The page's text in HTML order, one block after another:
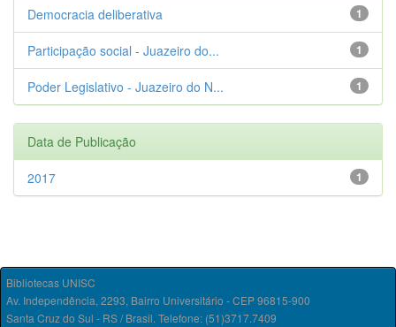
1
Democracia deliberativa
1
Participação social - Juazeiro do...
1
Poder Legislativo - Juazeiro do N...
Data de Publicação
1
2017
Bibliotecas UNISC
Av. Independência, 2293, Bairro Universitário - CEP 96815-900
Santa Cruz do Sul - RS / Brasil. Telefone: (51)3717.7409